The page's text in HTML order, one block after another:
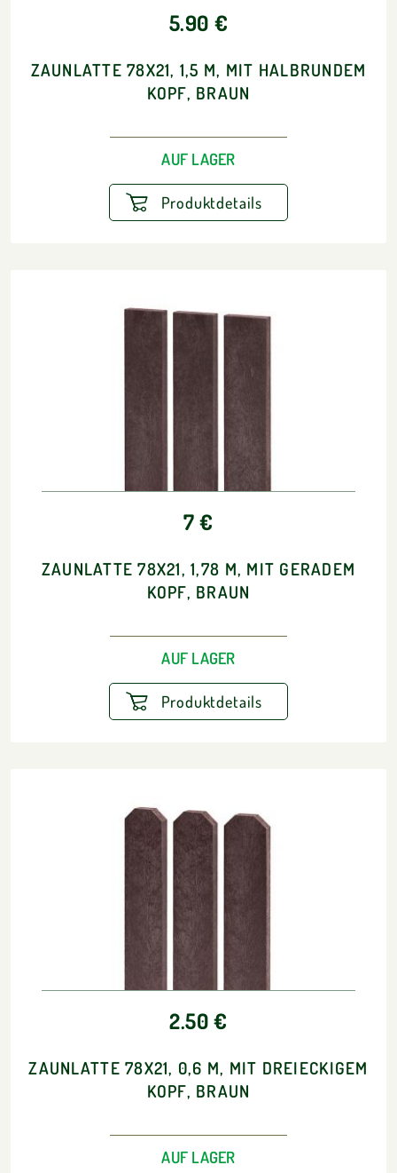
5.90 €
ZAUNLATTE 78X21, 1,5 M, MIT HALBRUNDEM
KOPF, BRAUN
AUF LAGER
Produktdetails
7 €
ZAUNLATTE 78X21, 1,78 M, MIT GERADEM
KOPF, BRAUN
AUF LAGER
Produktdetails
2.50 €
ZAUNLATTE 78X21, 0,6 M, MIT DREIECKIGEM
KOPF, BRAUN
AUF LAGER